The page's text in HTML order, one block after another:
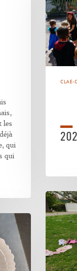
les
qui
qui
CLAE-